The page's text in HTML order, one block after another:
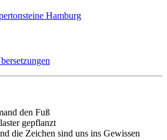
Hamburg
den Fuß
gepflanzt
die Zeichen sind uns ins Gewissen